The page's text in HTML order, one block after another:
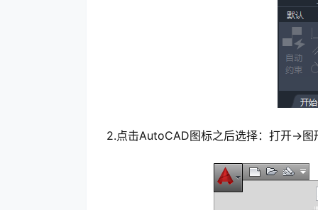
2.点击AutoCAD图标之后选择：打开->图